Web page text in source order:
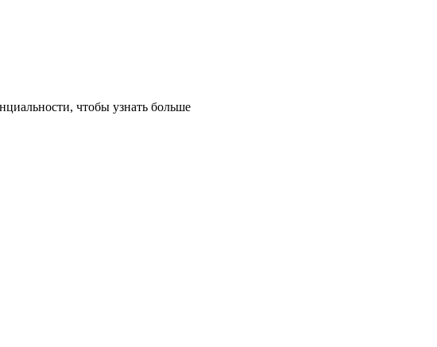
чтобы узнать больше